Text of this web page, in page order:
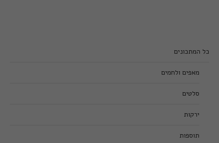
כל המתכונים
מאפים ולחמים
סלטים
ירקות
תוספות